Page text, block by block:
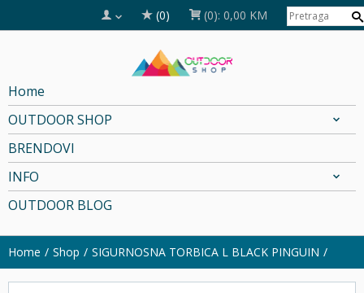
(0) (0): 0,00 KM
Home
OUTDOOR SHOP
BRENDOVI
INFO
OUTDOOR BLOG
Home Shop SIGURNOSNA TORBICA L BLACK PINGUIN